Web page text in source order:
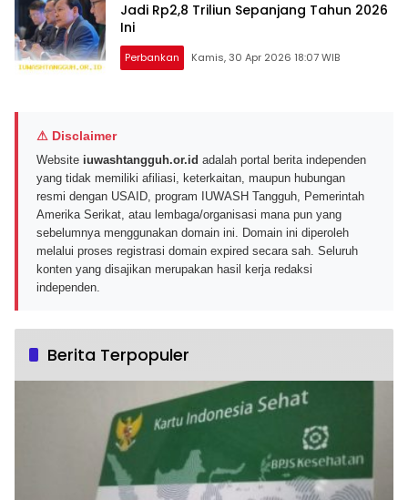
Jadi Rp2,8 Triliun Sepanjang Tahun 2026
Ini
Perbankan Kamis, 30 Apr 2026 18:07 WIB
⚠ Disclaimer
Website iuwashtangguh.or.id adalah portal berita independen
yang tidak memiliki afiliasi, keterkaitan, maupun hubungan
resmi dengan USAID, program IUWASH Tangguh, Pemerintah
Amerika Serikat, atau lembaga/organisasi mana pun yang
sebelumnya menggunakan domain ini. Domain ini diperoleh
melalui proses registrasi domain expired secara sah. Seluruh
konten yang disajikan merupakan hasil kerja redaksi
independen.
Berita Terpopuler